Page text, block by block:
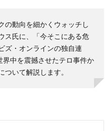
の動向を細かくウォッチし
ス氏に、「今そこにある危
ズ・オンラインの独自連
中を震撼させたテロ事件か
いて解説します。